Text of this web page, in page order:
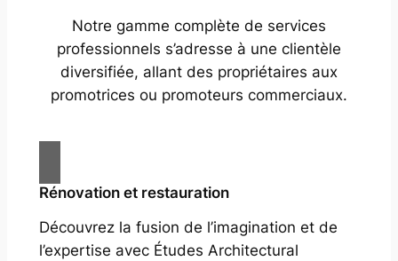
Notre gamme complète de services
professionnels s’adresse à une clientèle
diversifiée, allant des propriétaires aux
promotrices ou promoteurs commerciaux.
Rénovation et restauration
Découvrez la fusion de l’imagination et de
l’expertise avec Études Architectural